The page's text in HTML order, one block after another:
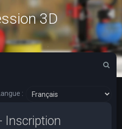
3D
:
Inscription